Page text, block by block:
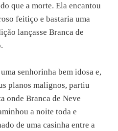
que a morte. Ela encantou
feitiço e bastaria uma
lançasse Branca de
senhorinha bem idosa e,
planos malignos, partiu
onde Branca de Neve
a noite toda e
de uma casinha entre a